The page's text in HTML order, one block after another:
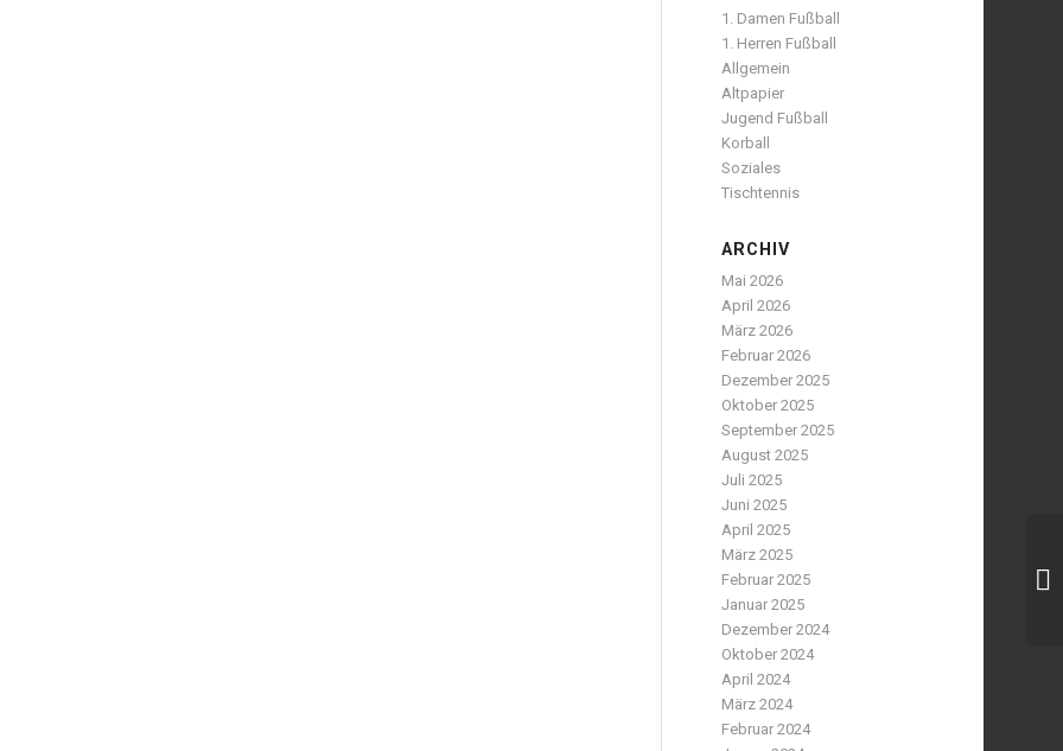
1. Damen Fußball
1. Herren Fußball
Allgemein
Altpapier
Jugend Fußball
Korball
Soziales
Tischtennis
ARCHIV
Mai 2026
April 2026
März 2026
Februar 2026
Dezember 2025
Oktober 2025
September 2025
August 2025
Juli 2025
Juni 2025
April 2025
März 2025
Februar 2025
Januar 2025
Dezember 2024
Oktober 2024
April 2024
März 2024
Februar 2024